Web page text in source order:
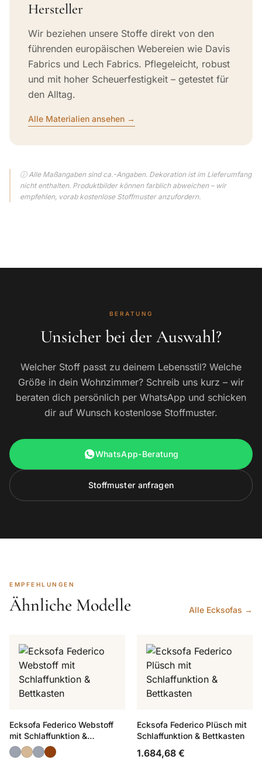
Hersteller
Wir beziehen unsere Stoffe direkt von den
führenden europäischen Webereien wie Davis
Fabrics und Lech Fabrics. Pflegeleicht, robust
und mit hoher Scheuerfestigkeit – getestet für
den Alltag.
Alle Materialien ansehen →
ⓘ Alle Maßangaben sind ca.-Angaben. Dekoration ist im Lieferumfang
nicht enthalten. Produktbilder können farblich abweichen – wir
empfehlen, vorab kostenlose Stoffmuster anzufordern.
BERATUNG
Unsicher bei der Auswahl?
Welcher Stoff passt zu deinem Lebensstil? Welche
Größe in dein Wohnzimmer? Schreib uns kurz – wir
beraten dich persönlich per WhatsApp und schicken
dir auf Wunsch kostenlose Stoffmuster.
WhatsApp-Beratung
Stoffmuster anfragen
EMPFEHLUNGEN
Ähnliche Modelle Alle Ecksofas →
Ecksofa Federico Webstoff
mit Schlaffunktion &
Bettkasten
Ecksofa Federico Plüsch mit
Schlaffunktion & Bettkasten
1.684,68 €